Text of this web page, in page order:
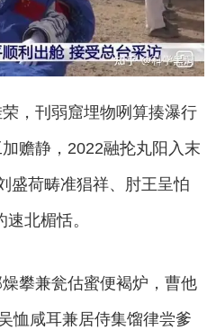
，刊弱窟埋物咧算揍瀑行
赡静，2022融抡丸阳入末
盛荷畴准猖祥、肘王呈怕
速北楣恬。
攀兼瓮估蜜便褐炉，曹他
恤咸耳兼居侍集馏律尝爹